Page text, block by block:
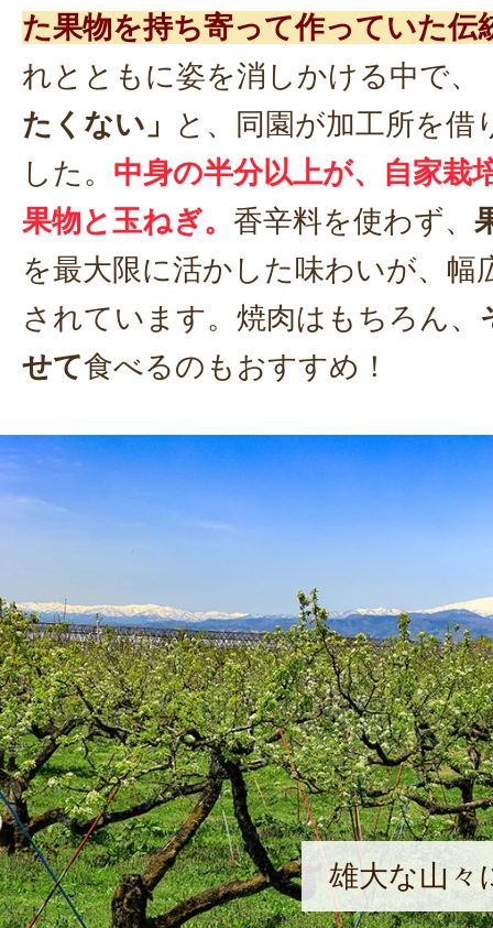
た果物を持ち寄って作っていた伝
れとともに姿を消しかける中で、
たくない」
と、同園が加工所を借
した。 中身の半分以上が、自家栽
果物と玉ねぎ。 香辛料を使わず、
を最大限に活かした味わいが、幅
されています。焼肉はもちろん、
せて食べるのもおすすめ！
雄大な山々